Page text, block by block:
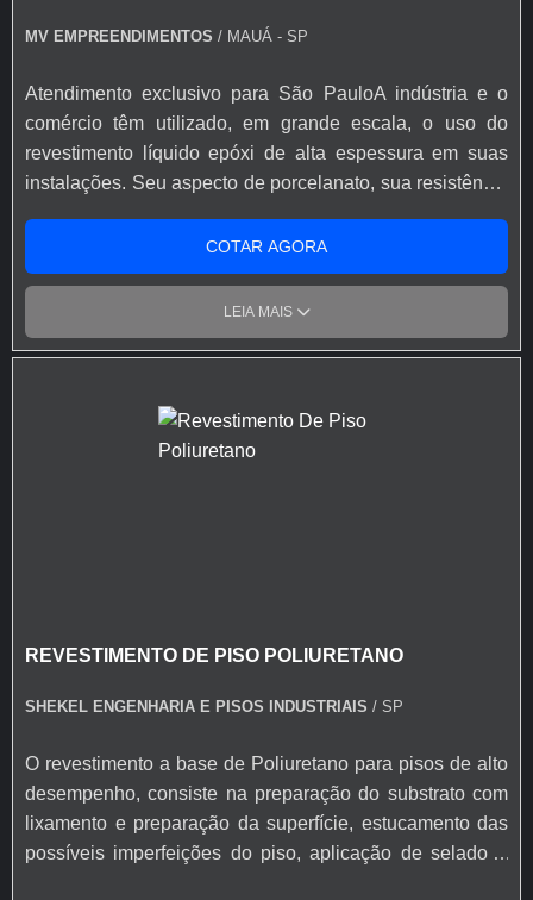
MV EMPREENDIMENTOS / MAUÁ - SP
Atendimento exclusivo para São PauloA indústria e o
comércio têm utilizado, em grande escala, o uso do
revestimento líquido epóxi de alta espessura em suas
instalações. Seu aspecto de porcelanato, sua resistência
aplicações diretas e também para reformas de
concreto.O revestimento líquido epóxi de alta espessura
proporciona fácil limpeza, já que não apresenta juntas e
é resistente a diversos fatores. Depois de utilizado, ele
forma uma placa brilhante, duradoura e
Laboratórios; Indústrias alimentícias; Muitos outros
locais.Solicite um orçamento e saiba mais sobre a MV
COTAR AGORA
LEIA MAIS
REVESTIMENTO DE PISO POLIURETANO
SHEKEL ENGENHARIA E PISOS INDUSTRIAIS / SP
O revestimento a base de Poliuretano para pisos de alto
desempenho, consiste na preparação do substrato com
lixamento e preparação da superfície, estucamento das
possíveis imperfeições do piso, aplicação de selador /